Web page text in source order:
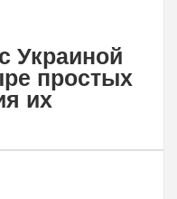
Украиной
простых
их